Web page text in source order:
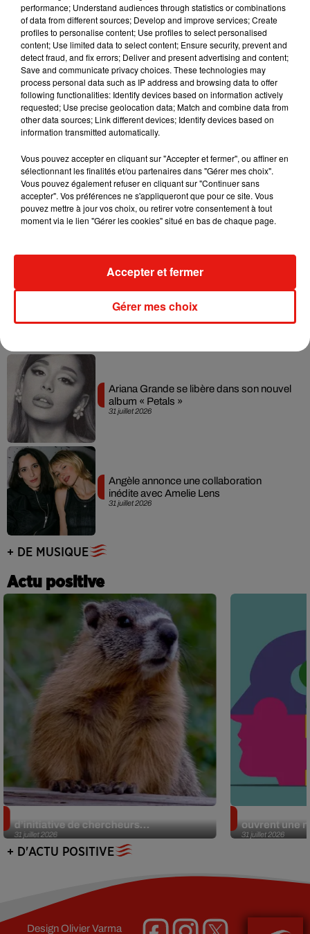
5 août 2026
Benny Blanco invite Selena Gomez et
Becky G sur son nouveau single
4 août 2026
Tiny Desk invite Charlie Puth pour une
live session solaire
4 août 2026
Ariana Grande prendra une pause après
sa tournée mondiale
en road-trip dans son nouveau clip
31 juillet 2026
Ariana Grande se libère dans son nouvel
album « Petals »
31 juillet 2026
Angèle annonce une collaboration
inédite avec Amelie Lens
+ DE MUSIQUE
Actu positive
31 juillet 2026
d’initiative de chercheurs...
31 juillet 2026
ouvrent une
+ D'ACTU POSITIVE
DesignOlivier Varma
performance; Understand audiences through statistics or combinations
of data from different sources; Develop and improve services; Create
profiles to personalise content; Use profiles to select personalised
content; Use limited data to select content; Ensure security, prevent and
detect fraud, and fix errors; Deliver and present advertising and content;
Save and communicate privacy choices. These technologies may
process personal data such as IP address and browsing data to offer
following functionalities: Identify devices based on information actively
requested; Use precise geolocation data; Match and combine data from
other data sources; Link different devices; Identify devices based on
information transmitted automatically.
Vous pouvez accepter en cliquant sur "Accepter et fermer", ou affiner en
sélectionnant les finalités et/ou partenaires dans "Gérer mes choix".
Vous pouvez également refuser en cliquant sur "Continuer sans
accepter". Vos préférences ne s'appliqueront que pour ce site. Vous
pouvez mettre à jour vos choix, ou retirer votre consentement à tout
moment via le lien "Gérer les cookies" situé en bas de chaque page.
Gérer mes choix
Accepter et fermer